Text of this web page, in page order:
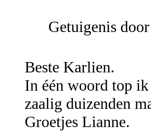
Getuigenis door
Beste Karlien.
In één woord top
zaalig duizenden
Groetjes Lianne.